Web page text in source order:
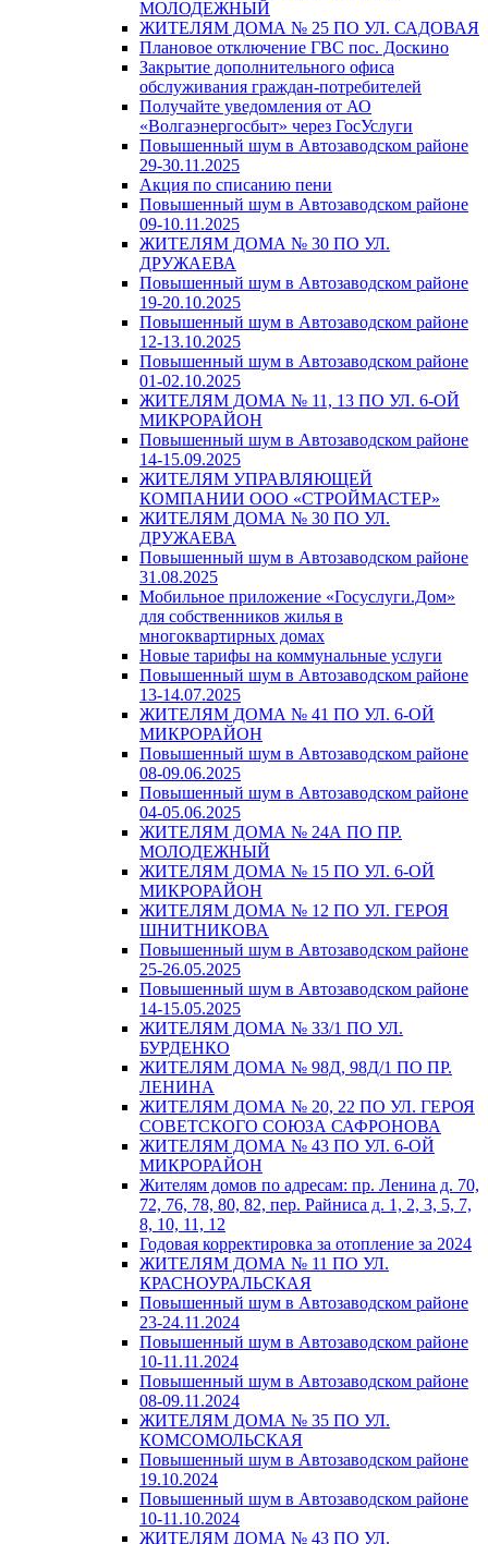
МОЛОДЕЖНЫЙ
ЖИТЕЛЯМ ДОМА № 25 ПО УЛ. САДОВАЯ
Плановое отключение ГВС пос. Доскино
Закрытие дополнительного офиса
обслуживания граждан-потребителей
Получайте уведомления от АО
«Волгаэнергосбыт» через ГосУслуги
Повышенный шум в Автозаводском районе
29-30.11.2025
Акция по списанию пени
Повышенный шум в Автозаводском районе
09-10.11.2025
ЖИТЕЛЯМ ДОМА № 30 ПО УЛ.
ДРУЖАЕВА
Повышенный шум в Автозаводском районе
19-20.10.2025
Повышенный шум в Автозаводском районе
12-13.10.2025
Повышенный шум в Автозаводском районе
01-02.10.2025
ЖИТЕЛЯМ ДОМА № 11, 13 ПО УЛ. 6-ОЙ
МИКРОРАЙОН
Повышенный шум в Автозаводском районе
14-15.09.2025
ЖИТЕЛЯМ УПРАВЛЯЮЩЕЙ
КОМПАНИИ ООО «СТРОЙМАСТЕР»
ЖИТЕЛЯМ ДОМА № 30 ПО УЛ.
ДРУЖАЕВА
Повышенный шум в Автозаводском районе
31.08.2025
Мобильное приложение «Госуслуги.Дом»
для собственников жилья в
многоквартирных домах
Новые тарифы на коммунальные услуги
Повышенный шум в Автозаводском районе
13-14.07.2025
ЖИТЕЛЯМ ДОМА № 41 ПО УЛ. 6-ОЙ
МИКРОРАЙОН
Повышенный шум в Автозаводском районе
08-09.06.2025
Повышенный шум в Автозаводском районе
04-05.06.2025
ЖИТЕЛЯМ ДОМА № 24А ПО ПР.
МОЛОДЕЖНЫЙ
ЖИТЕЛЯМ ДОМА № 15 ПО УЛ. 6-ОЙ
МИКРОРАЙОН
ЖИТЕЛЯМ ДОМА № 12 ПО УЛ. ГЕРОЯ
ШНИТНИКОВА
Повышенный шум в Автозаводском районе
25-26.05.2025
Повышенный шум в Автозаводском районе
14-15.05.2025
ЖИТЕЛЯМ ДОМА № 33/1 ПО УЛ.
БУРДЕНКО
ЖИТЕЛЯМ ДОМА № 98Д, 98Д/1 ПО ПР.
ЛЕНИНА
ЖИТЕЛЯМ ДОМА № 20, 22 ПО УЛ. ГЕРОЯ
СОВЕТСКОГО СОЮЗА САФРОНОВА
ЖИТЕЛЯМ ДОМА № 43 ПО УЛ. 6-ОЙ
МИКРОРАЙОН
Жителям домов по адресам: пр. Ленина д. 70,
72, 76, 78, 80, 82, пер. Райниса д. 1, 2, 3, 5, 7,
8, 10, 11, 12
Годовая корректировка за отопление за 2024
ЖИТЕЛЯМ ДОМА № 11 ПО УЛ.
КРАСНОУРАЛЬСКАЯ
Повышенный шум в Автозаводском районе
23-24.11.2024
Повышенный шум в Автозаводском районе
10-11.11.2024
Повышенный шум в Автозаводском районе
08-09.11.2024
ЖИТЕЛЯМ ДОМА № 35 ПО УЛ.
КОМСОМОЛЬСКАЯ
Повышенный шум в Автозаводском районе
19.10.2024
Повышенный шум в Автозаводском районе
10-11.10.2024
ЖИТЕЛЯМ ДОМА № 43 ПО УЛ.